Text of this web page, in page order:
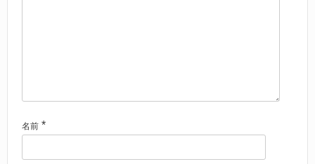
名前 *